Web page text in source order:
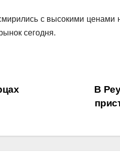
с высокими
сегодня.
В